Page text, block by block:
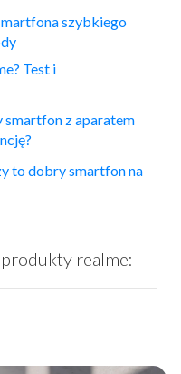
szybkiego
? Test i
smartfon z aparatem
to dobry smartfon na
realme: